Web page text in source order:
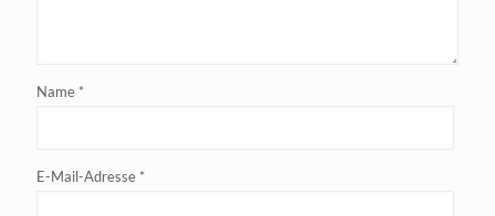
Name *
E-Mail-Adresse *